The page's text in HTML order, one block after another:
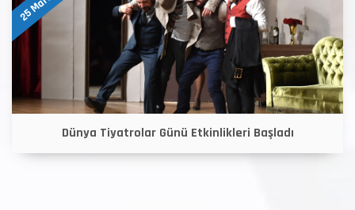
Dünya Tiyatrolar Günü Etkinlikleri Başladı